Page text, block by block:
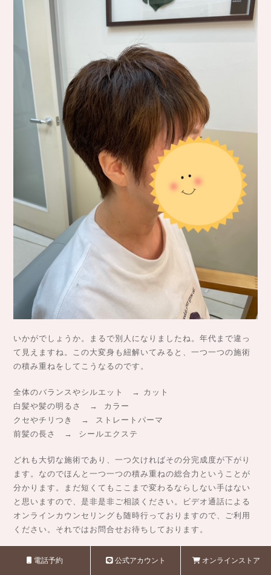
電話予約 公式アカウント オンラインストア
いかがでしょうか。まるで別人になりましたね。年代まで違っ
て見えますね。この大変身も紐解いてみると、一つ一つの施術
の積み重ねをしてこうなるのです。
全体のバランスやシルエット → カット
白髪や髪の明るさ → カラー
クセやチリつき → ストレートパーマ
前髪の長さ → シールエクステ
どれも大切な施術であり、一つ欠ければその分完成度が下がり
ます。なのでほんと一つ一つの積み重ねの総合力ということが
分かります。まだ短くてもここまで変わるならしない手はない
と思いますので、是非是非ご相談ください。ビデオ通話による
オンラインカウンセリングも随時行っておりますので、ご利用
ください。それではお問合せお待ちしております。
★☆ ★☆ ★☆ ★☆ ★☆ ★☆ ★☆ ★☆ ★☆ ★☆ ★☆ ★☆